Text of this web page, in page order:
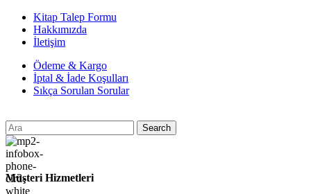
Kitap Talep Formu
Hakkımızda
İletişim
Ödeme & Kargo
İptal & İade Koşulları
Sıkça Sorulan Sorular
Search
Müşteri Hizmetleri